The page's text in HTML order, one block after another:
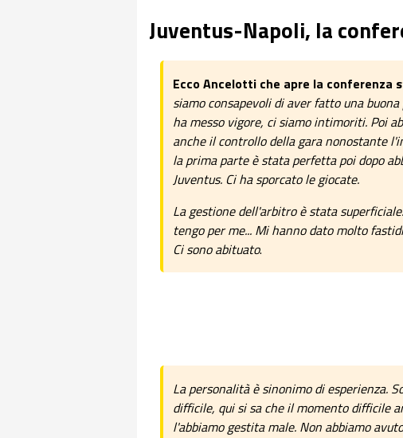
Juventus-Napoli, la
Ecco Ancelotti che apre la conferenza
siamo consapevoli di aver fatto una
ha messo vigore, ci siamo intimoriti. Poi
anche il controllo della gara nonostante
la prima parte è stata perfetta poi dopo
Juventus. Ci ha sporcato le giocate.
La gestione dell'arbitro è stata
tengo per me... Mi hanno dato molto
Ci sono abituato.
La personalità è sinonimo di esperienza.
difficile, qui si sa che il momento difficile
l'abbiamo gestita male. Non abbiamo